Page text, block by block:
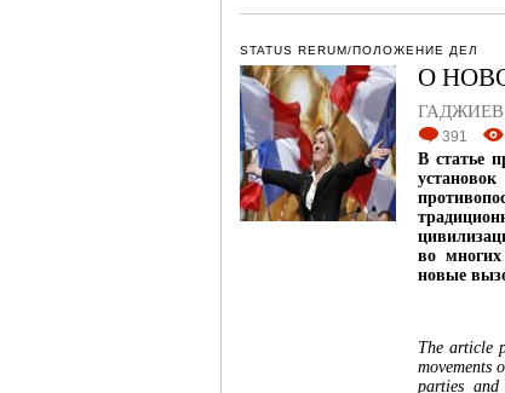
STATUS RERUM/ПОЛОЖЕНИЕ ДЕЛ
О
ГАДЖИЕВ
391
В статье
во
новые
The article
movements
parties